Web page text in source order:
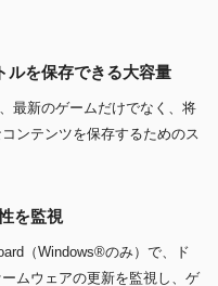
ルを保存できる大容量
最新のゲームだけでなく、将
ンテンツを保存するためのス
を監視
（Windows®のみ）で、ド
ムウェアの更新を監視し、ゲ